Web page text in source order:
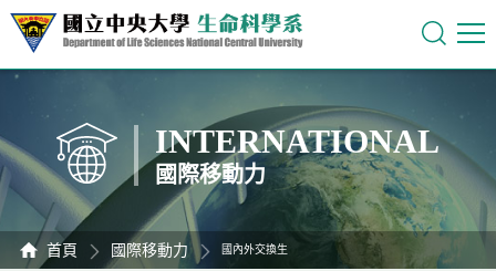
INTERNATIONAL
國際移動力
首頁 國際移動力 國內外交換生